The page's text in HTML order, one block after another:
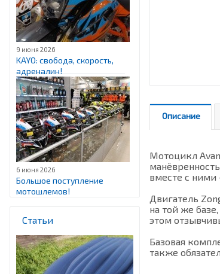
9 июня 2026
KAYO: свобода, скорость,
адреналин!
6 июня 2026
Большое поступление
мотошлемов!
Статьи
Описание
Мотоцикл
вместе с ними
Двигатель
на той же
этом
Базовая
также